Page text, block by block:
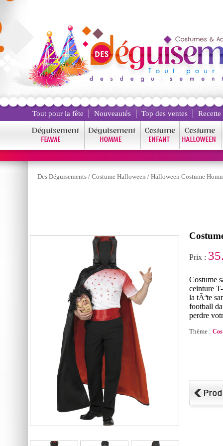
Tout pour la fête Nouveautés Top des ventes
Des Déguisements / Costume Halloween / Halloween Costume
Prix :
Costume
ceinture
la tÃªte
football
perdre
Thème :